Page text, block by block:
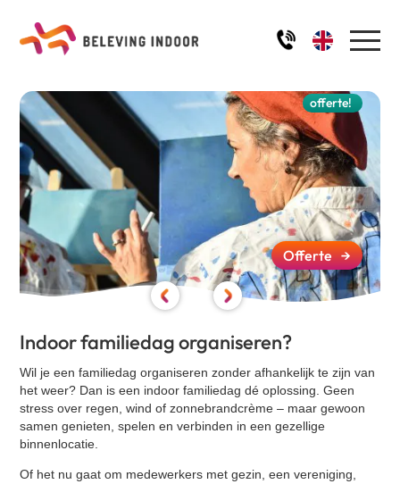
offerte!
Home
Activiteiten
Robinson aan Tafel
De Alleskunner
IJssculpturen workshop
Schilder workshop
Quiz - Ik hou van Holland
Quiz - Winter / Kerst
Klassieke Bingo
Street art workshop
VR Escape Room - La Casa de Dinero
Ons team
Impressie
Blog
Contact
Indoor familiedag organiseren?
Wil je een familiedag organiseren zonder afhankelijk te zijn van
het weer? Dan is een indoor familiedag dé oplossing. Geen
stress over regen, wind of zonnebrandcrème – maar gewoon
samen genieten, spelen en verbinden in een gezellige
binnenlocatie.
Of het nu gaat om medewerkers met gezin, een vereniging,
Offerte →